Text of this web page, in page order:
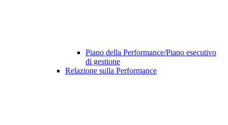
Piano della Performance/Piano esecutivo
di gestione
Relazione sulla Performance